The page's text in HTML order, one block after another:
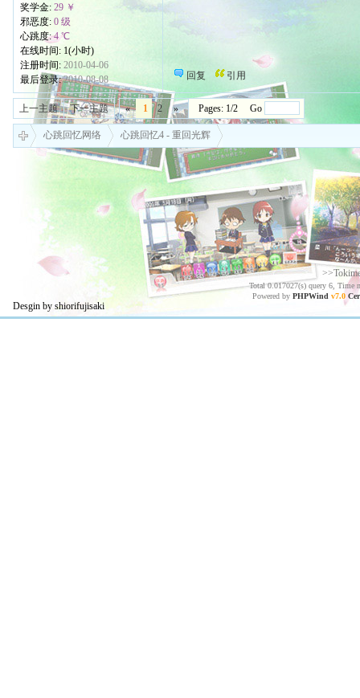
奖学金: 29 ￥
邪恶度: 0 级
心跳度:4 ℃
在线时间: 1(小时)
注册时间: 2010-04-06
最后登录:2010-08-08 回复 引用
上一主题 下一主题 « 1 2 » Pages: 1/2 Go
心跳回忆网络 心跳回忆4 - 重回光辉
Total 0.017027(s) query 6, Time
Powered by PHPWind v7.0
Desgin by shiorifujisaki